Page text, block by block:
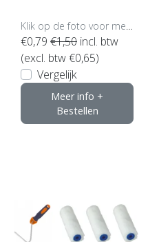
€0,79 €1,50 incl. btw
(excl. btw €0,65)
Vergelijk
Meer info +
Bestellen